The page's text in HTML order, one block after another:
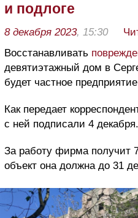
и подлоге
8 декабря 2023, 15:30
Восстанавливать
девятиэтажный дом в
будет частное
Как передает
с ней подписали 4 декабря.
За работу фирма получит
объект она должна до 31